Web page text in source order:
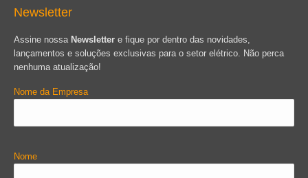
Newsletter
Assine nossa Newsletter e fique por dentro das novidades,
lançamentos e soluções exclusivas para o setor elétrico. Não perca
nenhuma atualização!
Nome da Empresa
Nome